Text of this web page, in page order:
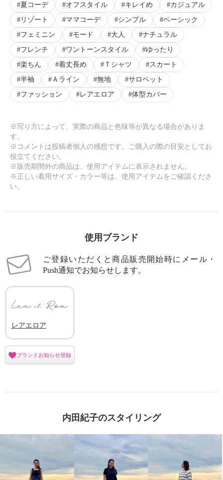
夏コーデ オフスタイル キレイめ
カジュアル
リゾート
ママコーデ シンプル
ベーシック
フェミニン
モード 大人
ナチュラル
フレンチ
ワントーンスタイル
ゆったり
楽ちん
着丈長め Ｔシャツ
スカート
半袖
Ａライン 無地
サロペット
ファッション
レアエロア 体型カバー
※写り方によって、実際の商品と色味等が異なる場合がありま
す。
※コメントは投稿者個人の感想です。ご購入の際の目安としてお
役立てください。
※販売期間外の商品は、使用アイテムに表示されません。
※正しい着用サイズ・カラー等は、使用アイテムをご確認くださ
い。
使用ブランド
ご登録いただくと商品販売開始時にメール・
Push通知でお知らせします。
レアエロア
ブランドお知らせ登録
内田紀子のスタイリング